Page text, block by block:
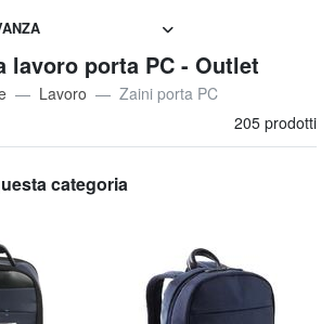
lavoro porta PC - Outlet
Lavoro
Zaini porta PC
205 prodotti
categoria